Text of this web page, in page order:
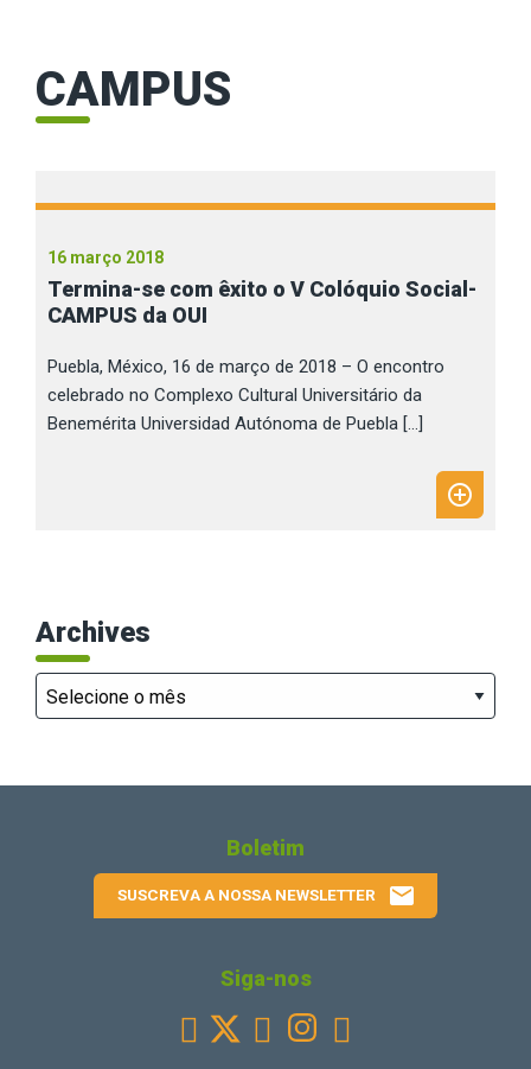
CAMPUS
16 março 2018
Termina-se com êxito o V Colóquio Social-
CAMPUS da OUI
Puebla, México, 16 de março de 2018 – O encontro
celebrado no Complexo Cultural Universitário da
Benemérita Universidad Autónoma de Puebla […]
add_circle_outlineLEIA
MAIS
Archives
Archives
Boletim
SUSCREVA A NOSSA NEWSLETTER email
Siga-nos
 Facebook
 YoutubeInstagram
